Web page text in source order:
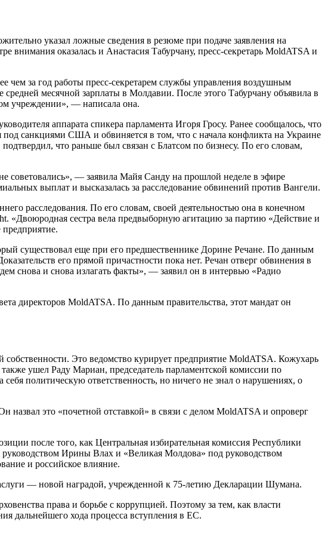
указал ложные сведения в резюме при подаче заявления на
внимания оказалась и Анастасия Табурчану, пресс-секретарь MoldATSA и
чем за год работы пресс-секретарем службы управления воздушным
месячной зарплаты в Молдавии. После этого Табурчану объявила в
учреждении», — написала она.
аппарата спикера парламента Игоря Гросу. Ранее сообщалось, что
санкциями США и обвиняется в том, что с начала конфликта на Украине
что раньше был связан с Блатсом по бизнесу. По его словам,
советовались», — заявила Майя Санду на прошлой неделе в эфире
выплат и высказалась за расследование обвинений против Вангели.
расследования. По его словам, своей деятельностью она в конечном
«Двоюродная сестра вела предвыборную агитацию за партию «Действие и
предприятие.
существовал еще при его предшественнике Дорине Речане. По данным
его прямой причастности пока нет. Речан отверг обвинения в
снова и снова излагать факты», — заявил он в интервью «Радио
директоров MoldATSA. По данным правительства, этот мандат он
Это ведомство курирует предприятие MoldATSA. Кожухарь
ушел Раду Мариан, председатель парламентской комиссии по
политическую ответственность, но ничего не знал о нарушениях, о
назвал это «почетной отставкой» в связи с делом MoldATSA и опроверг
после того, как Центральная избирательная комиссия Республики
Ирины Влах и «Великая Молдова» под руководством
и российское влияние.
— новой наградой, учрежденной к 75-летию Декларации Шумана.
права и борьбе с коррупцией. Поэтому за тем, как власти
дальнейшего хода процесса вступления в ЕС.